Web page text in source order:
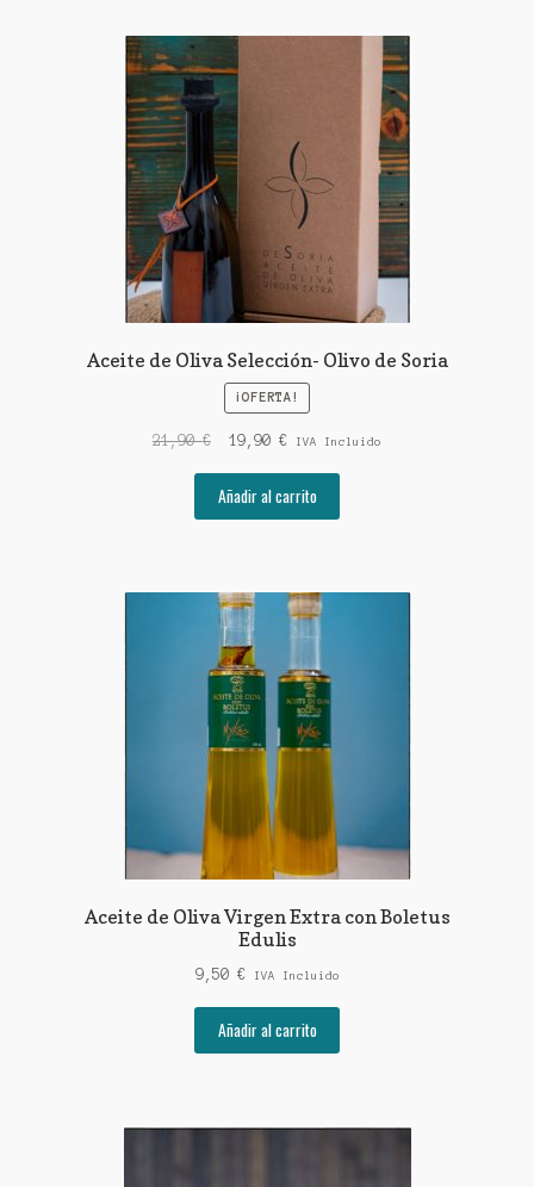
Aceite de Oliva Selección- Olivo de Soria
¡OFERTA!
21,90€
El
original
era:
19,90€ El
actual
es:
IVA Incluido
Añadir al carrito
Aceite de Oliva Virgen Extra con Boletus
Edulis
9,50 € IVA Incluido
Añadir al carrito